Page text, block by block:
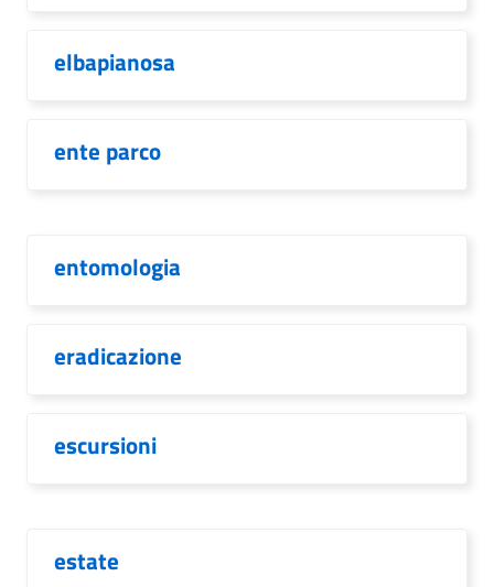
elbapianosa
ente parco
entomologia
eradicazione
escursioni
estate